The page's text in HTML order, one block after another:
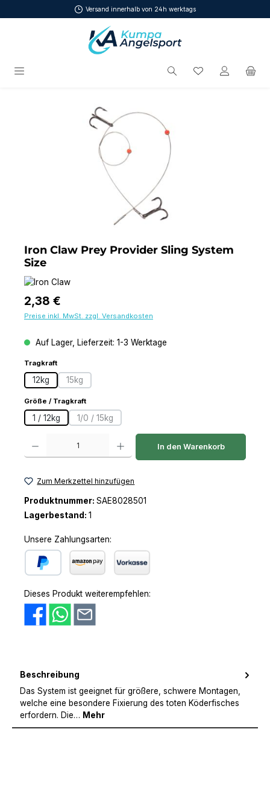
Zum Hauptinhalt springenVersand innerhalb von 24h werktags
Du hast 0
Bildergalerie überspringen
Iron Claw Prey Provider Sling System
Size
Regulärer Preis:
2,38 €
Preise inkl. MwSt. zzgl. Versandkosten
Auf Lager, Lieferzeit: 1-3 Werktage
Tragkraftauswählen
12kg 15kg(Diese Option ist zurzeit nicht verfügbar.)
Größe / Tragkraftauswählen
1 / 12kg 1/0 / 15kg(Diese Option ist zurzeit nicht verfügbar.)
Produkt Anzahl: Gib den gewünschten Wert ein oder benutze die
In den Warenkorb
Zum Merkzettel hinzufügen
Produktnummer: SAE8028501
Lagerbestand: 1
Unsere Zahlungsarten:
Dieses Produkt weiterempfehlen:
Beschreibung
Das System ist geeignet für größere, schwere Montagen,
welche eine besondere Fixierung des toten Köderfisches
erfordern. Die… Mehr